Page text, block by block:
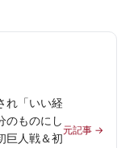
れ「いい経
のものにし
巨人戦＆初
元記事 →